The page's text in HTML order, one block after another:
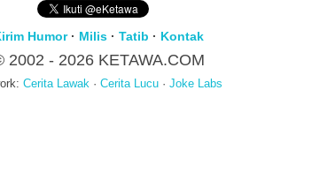
Humor· Milis · Tatib · Kontak
2002 - 2026 KETAWA.COM
Cerita Lawak · Cerita Lucu · Joke Labs